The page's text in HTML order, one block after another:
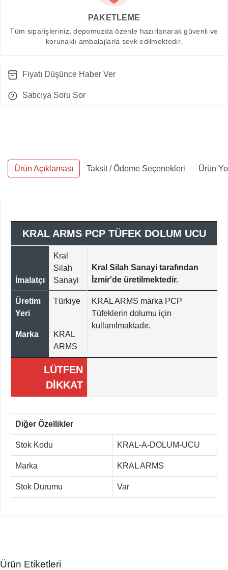
PAKETLEME
Tüm siparişleriniz, depomuzda özenle hazırlanarak güvenli ve
korunaklı ambalajlarla sevk edilmektedir.
Fiyatı Düşünce Haber Ver
Satıcıya Soru Sor
Ürün Açıklaması Taksit / Ödeme Seçenekleri Ürün
KRAL ARMS PCP TÜFEK DOLUM UCU
İmalatçı
Kral
Silah
Sanayi
Kral Silah Sanayi tarafından
İzmir'de üretilmektedir.
Üretim
Yeri
Türkiye
KRAL ARMS marka PCP
Tüfeklerin dolumu için
kullanılmaktadır.
Marka
KRAL
ARMS
LÜTFEN
DİKKAT
Diğer Özellikler
Stok Kodu KRAL-A-DOLUM-UCU
Marka KRAL ARMS
Stok Durumu Var
Ürün Etiketleri